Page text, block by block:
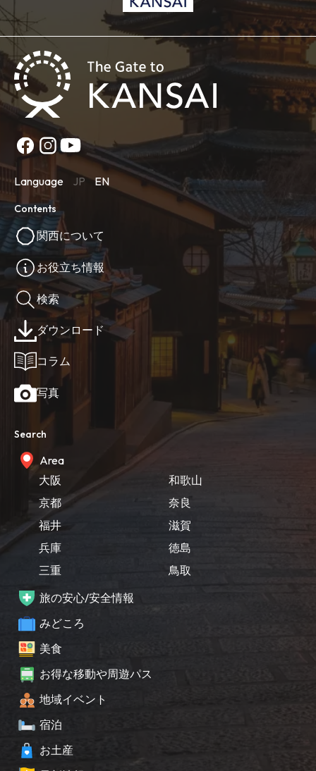
Language JP EN
Contents
関西について
お役立ち情報
検索
ダウンロード
コラム
写真
Search
Area
大阪
京都
福井
兵庫
三重
和歌山
奈良
滋賀
徳島
鳥取
旅の安心/安全情報
みどころ
美食
お得な移動や周遊パス
地域イベント
宿泊
お土産